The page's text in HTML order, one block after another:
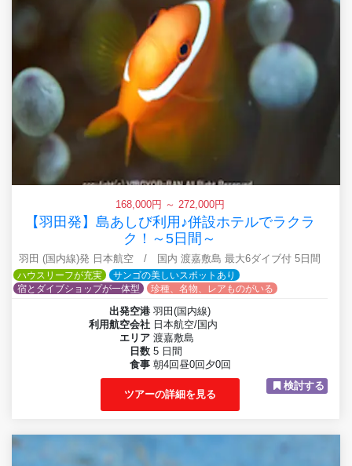
168,000円 ～ 272,000円
【羽田発】島あしび利用♪併設ホテルでラクラ
ク！～5日間～
羽田 (国内線)発 日本航空 / 国内 渡嘉敷島 最大6ダイブ付 5日間
ハウスリーフが充実
サンゴの美しいスポットあり
宿とダイブショップが一体型
珍種、名物、レアものがいる
出発空港 羽田(国内線)
利用航空会社 日本航空/国内
エリア 渡嘉敷島
日数 5 日間
食事 朝4回昼0回夕0回
ツアーの詳細を見る
検討する